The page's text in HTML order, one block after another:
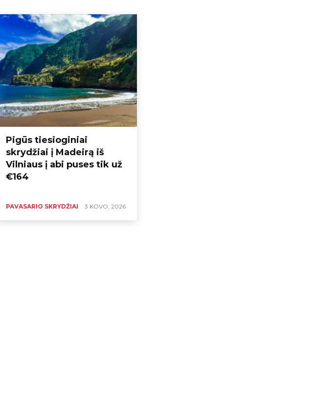
Pigūs tiesioginiai
skrydžiai į Madeirą iš
Vilniaus į abi puses tik už
€164
PAVASARIO SKRYDŽIAI 3 KOVO, 2026